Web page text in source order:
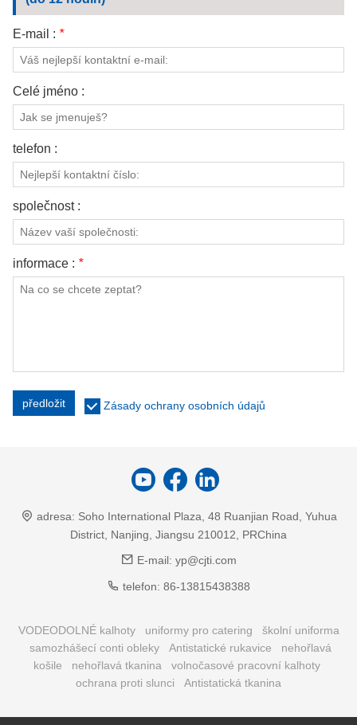
E-mail : *
Celé jméno :
telefon :
společnost :
informace : *
předložit Zásady ochrany osobních údajů
adresa: Soho International Plaza, 48 Ruanjian Road, Yuhua
District, Nanjing, Jiangsu 210012, PRChina
E-mail: yp@cjti.com
telefon: 86-13815438388
VODEODOLNÉ kalhoty uniformy pro catering
školní uniforma
samozhášecí conti obleky
Antistatické rukavice
nehořlavá
košile
nehořlavá tkanina
volnočasové pracovní kalhoty
ochrana proti slunci
Antistatická tkanina